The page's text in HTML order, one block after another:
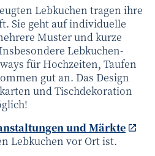
Lebkuchen tragen ihre
Sie geht auf individuelle
Muster und kurze
Lebkuchen-
für Hochzeiten, Taufen
gut an. Das Design
und Tischdekoration
und Märkte
Lebkuchen vor Ort ist.